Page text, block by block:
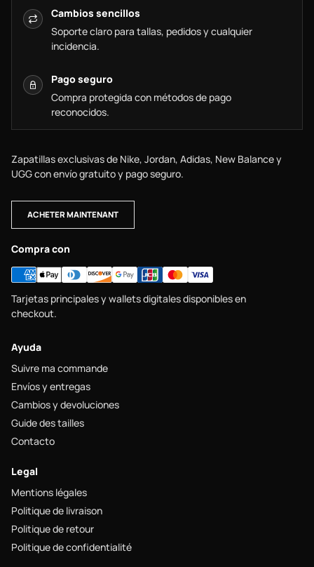
Cambios sencillos
Soporte claro para tallas, pedidos y cualquier
incidencia.
Pago seguro
Compra protegida con métodos de pago
reconocidos.
Zapatillas exclusivas de Nike, Jordan, Adidas, New Balance y
UGG con envío gratuito y pago seguro.
ACHETER MAINTENANT
Compra con
Tarjetas principales y wallets digitales disponibles en
checkout.
Ayuda
Suivre ma commande
Envíos y entregas
Cambios y devoluciones
Guide des tailles
Contacto
Legal
Mentions légales
Politique de livraison
Politique de retour
Politique de confidentialité